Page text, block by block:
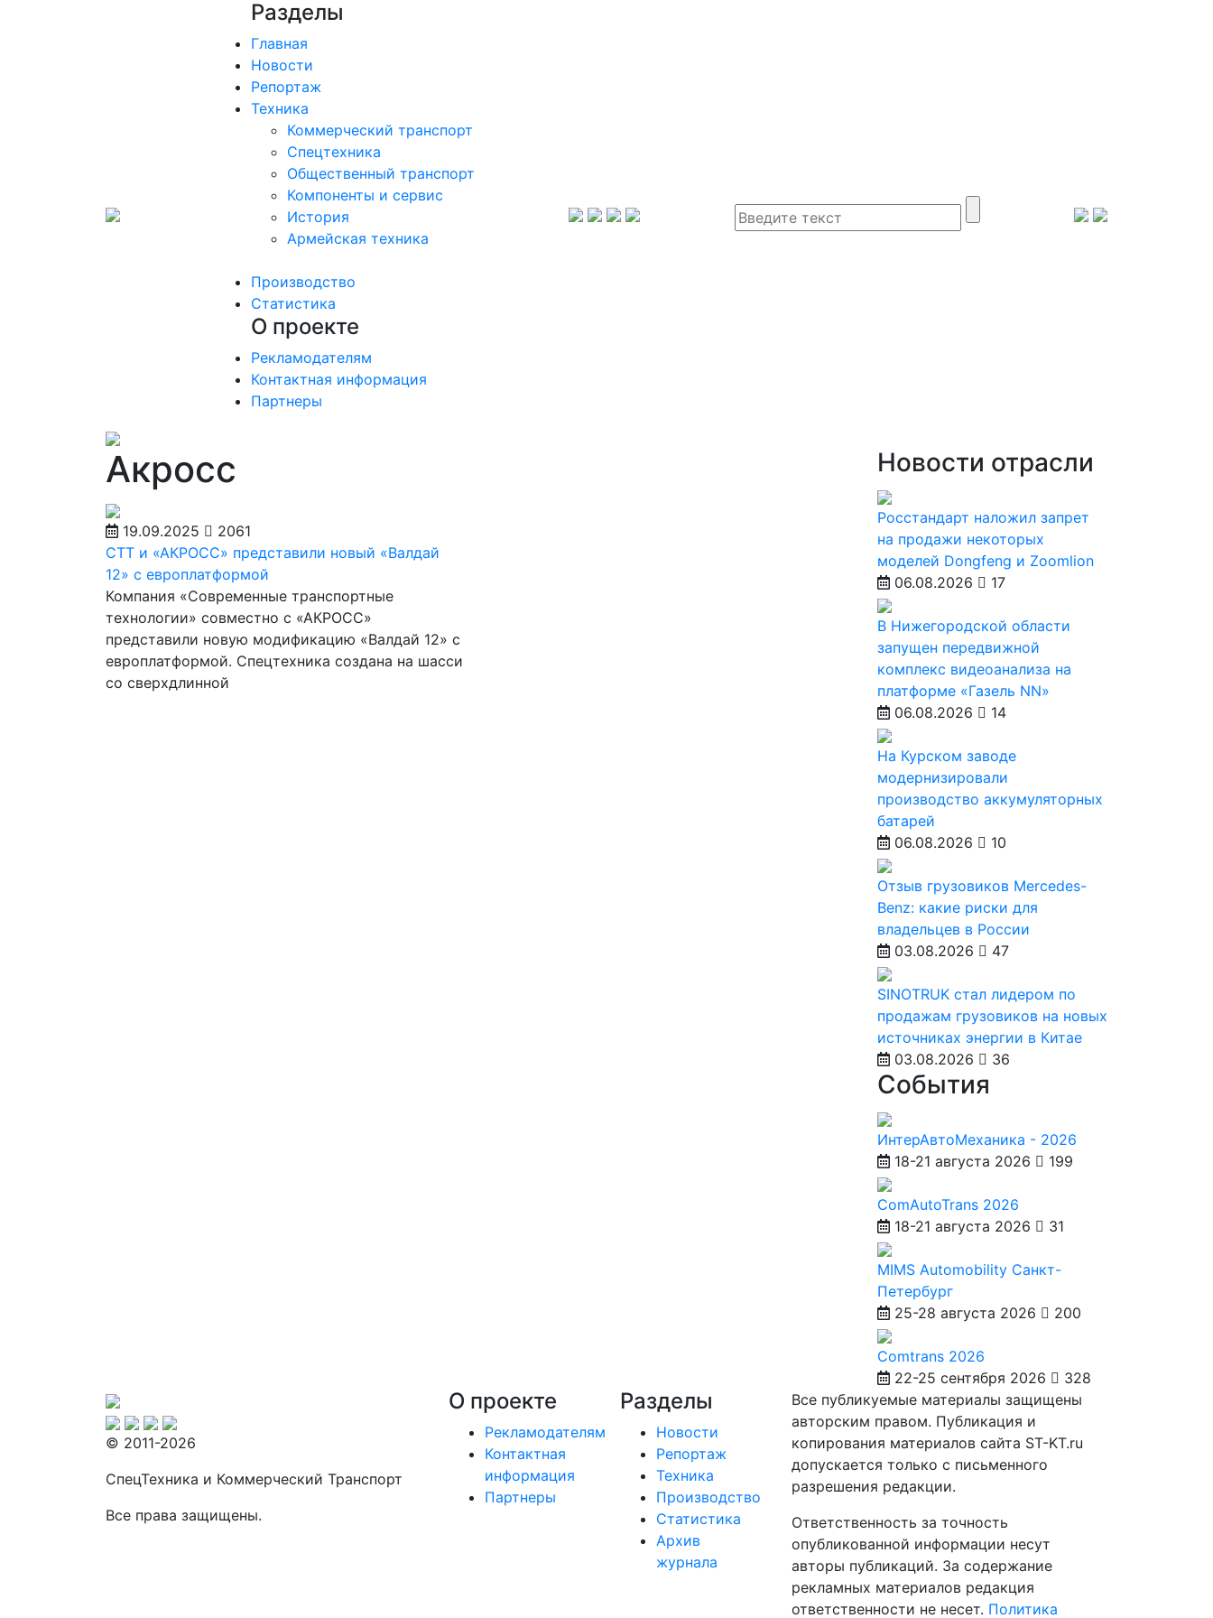
Разделы
Главная
Новости
Репортаж
Техника
Коммерческий транспорт
Спецтехника
Общественный транспорт
Компоненты и сервис
История
Армейская техника
Производство
Статистика
О проекте
Рекламодателям
Контактная информация
Партнеры
Акросс
19.09.2025
2061
СТТ и «АКРОСС» представили новый «Валдай
12» с европлатформой
Компания «Современные транспортные
технологии» совместно с «АКРОСС»
представили новую модификацию «Валдай 12» с
европлатформой. Спецтехника создана на шасси
со сверхдлинной
Новости отрасли
Росстандарт наложил запрет
на продажи некоторых
моделей Dongfeng и Zoomlion
06.08.2026
17
В Нижегородской области
запущен передвижной
комплекс видеоанализа на
платформе «Газель NN»
06.08.2026
14
На Курском заводе
модернизировали
производство аккумуляторных
батарей
06.08.2026
10
Отзыв грузовиков Mercedes-
Benz: какие риски для
владельцев в России
03.08.2026
47
SINOTRUK стал лидером по
продажам грузовиков на новых
источниках энергии в Китае
03.08.2026
36
События
ИнтерАвтоМеханика - 2026
18-21 августа 2026
199
ComAutoTrans 2026
18-21 августа 2026
31
MIMS Automobility Санкт-
Петербург
25-28 августа 2026
200
Comtrans 2026
22-25 сентября 2026
328
© 2011-2026
СпецТехника и Коммерческий Транспорт
Все права защищены.
О проекте
Рекламодателям
Контактная
информация
Партнеры
Разделы
Новости
Репортаж
Техника
Производство
Статистика
Архив
журнала
Все публикуемые материалы защищены
авторским правом. Публикация и
копирования материалов сайта ST-KT.ru
допускается только с письменного
разрешения редакции.
Ответственность за точность
опубликованной информации несут
авторы публикаций. За содержание
рекламных материалов редакция
ответственности не несет. Политика